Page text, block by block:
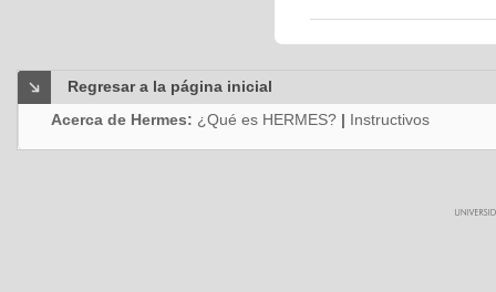
Regresar a la página inicial
Acerca de Hermes: ¿Qué es HERMES? | Instructivos